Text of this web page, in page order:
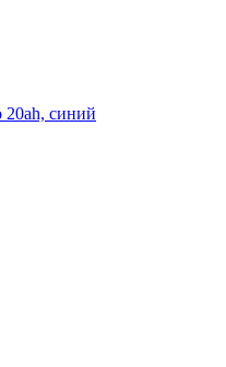
20ah, синий